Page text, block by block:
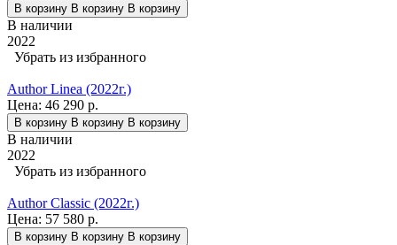
В корзину В корзину В корзину
В наличии
2022
Убрать из избранного
Author Linea (2022г.)
Цена: 46 290 р.
В корзину В корзину В корзину
В наличии
2022
Убрать из избранного
Author Classic (2022г.)
Цена: 57 580 р.
В корзину В корзину В корзину